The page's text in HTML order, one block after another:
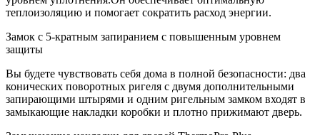
теплоизоляцию и помогает сократить расход энергии.
Замок с 5-кратным запиранием с повышенным уровнем
защиты
Вы будете чувствовать себя дома в полной безопасности: два
конических поворотных ригеля с двумя дополнительными
запирающими штырями и одним ригельным замком входят в
замыкающие накладки коробки и плотно прижимают дверь.